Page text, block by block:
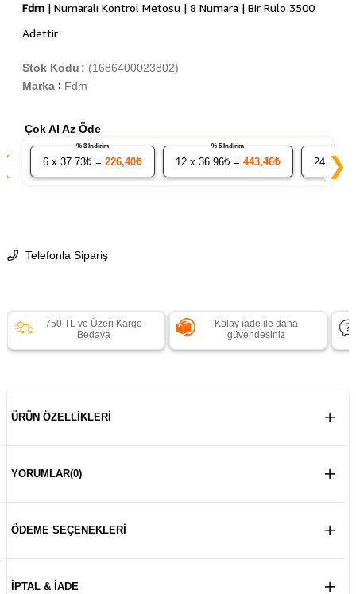
Fdm| Numaralı Kontrol Metosu | 8 Numara | Bir Rulo 3500
Adettir
(1686400023802)
Stok Kodu
Marka : Fdm
Çok Al Az Öde
6x 37.73₺ = 226,40₺
% 3 İndirim
12x 36.96₺ = 443,46₺
% 5 İndirim
24x❯
Telefonla Sipariş
750 TL ve Üzeri Kargo
Bedava
Kolay iade ile daha
güvendesiniz
ÜRÜN ÖZELLIKLERI
YORUMLAR(0)
ÖDEME SEÇENEKLERI
İPTAL & İADE